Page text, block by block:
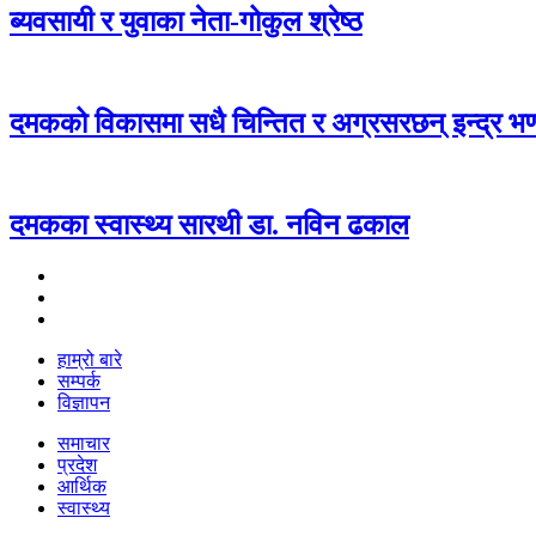
ब्यवसायी र युवाका नेता-गोकुल श्रेष्ठ
दमकको विकासमा सधै चिन्तित र अग्रसरछन् इन्द्र
दमकका स्वास्थ्य सारथी डा. नविन ढकाल
हाम्रो बारे
सम्पर्क
विज्ञापन
समाचार
प्रदेश
आर्थिक
स्वास्थ्य